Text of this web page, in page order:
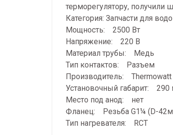
терморегулятору, получили
Категория: Запчасти для
Мощность: 2500 Вт
Напряжение: 220 В
Материал трубы: Медь
Тип контактов: Разъем
Производитель: Thermowatt
Установочный габарит:
Место под анод: нет
Фланец: Резьба G1¼ (D-
Тип нагревателя: RCT